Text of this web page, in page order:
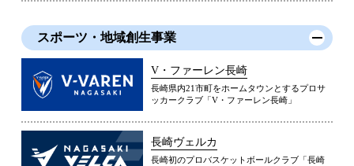
スポーツ・地域創生事業
V・ファーレン長崎
長崎県内21市町をホームタウンとするプロサ
ッカークラブ「V・ファーレン長崎」
長崎ヴェルカ
長崎初のプロバスケットボールクラブ「長崎